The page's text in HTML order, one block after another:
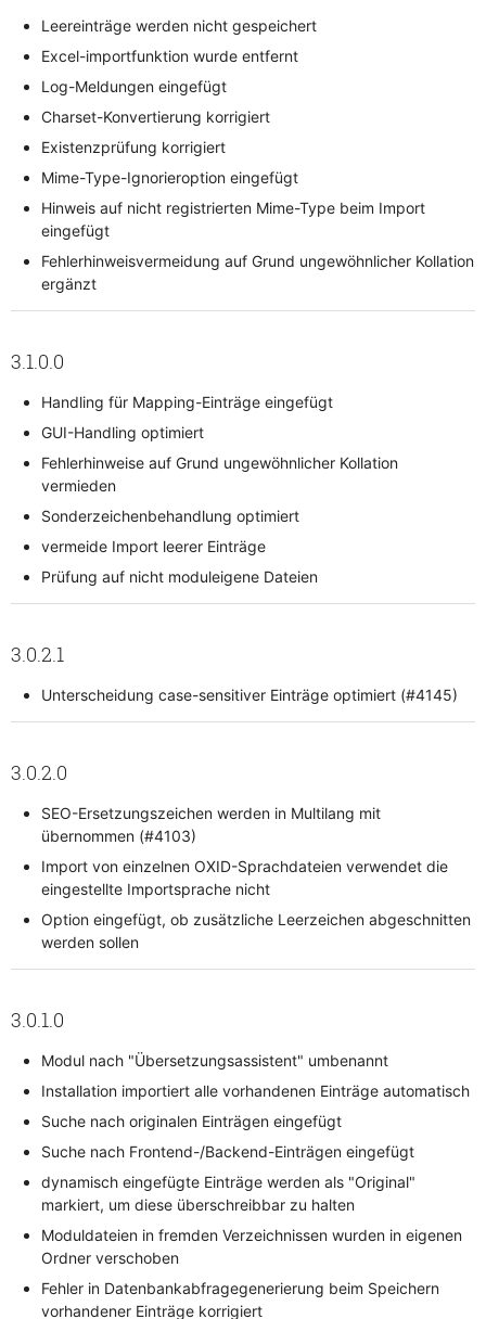
Leereinträge werden nicht gespeichert
Excel-importfunktion wurde entfernt
Log-Meldungen eingefügt
Charset-Konvertierung korrigiert
Existenzprüfung korrigiert
Mime-Type-Ignorieroption eingefügt
Hinweis auf nicht registrierten Mime-Type beim Import
eingefügt
Fehlerhinweisvermeidung auf Grund ungewöhnlicher Kollation
ergänzt
3.1.0.0
Handling für Mapping-Einträge eingefügt
GUI-Handling optimiert
Fehlerhinweise auf Grund ungewöhnlicher Kollation
vermieden
Sonderzeichenbehandlung optimiert
vermeide Import leerer Einträge
Prüfung auf nicht moduleigene Dateien
3.0.2.1
Unterscheidung case-sensitiver Einträge optimiert (#4145)
3.0.2.0
SEO-Ersetzungszeichen werden in Multilang mit
übernommen (#4103)
Import von einzelnen OXID-Sprachdateien verwendet die
eingestellte Importsprache nicht
Option eingefügt, ob zusätzliche Leerzeichen abgeschnitten
werden sollen
3.0.1.0
Modul nach "Übersetzungsassistent" umbenannt
Installation importiert alle vorhandenen Einträge automatisch
Suche nach originalen Einträgen eingefügt
Suche nach Frontend-/Backend-Einträgen eingefügt
dynamisch eingefügte Einträge werden als "Original"
markiert, um diese überschreibbar zu halten
Moduldateien in fremden Verzeichnissen wurden in eigenen
Ordner verschoben
Fehler in Datenbankabfragegenerierung beim Speichern
vorhandener Einträge korrigiert